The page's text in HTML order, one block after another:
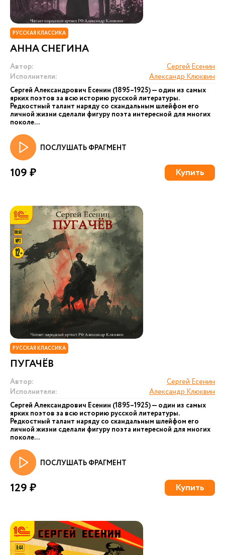
РУССКАЯ КЛАССИКА
АННА СНЕГИНА
Автор:
Сергей Есенин
Исполнители:
Александр Клюквин
Сергей Александрович Есенин (1895–1925) — один из самых
ярких поэтов за всю историю русской литературы.
Редкостный талант наряду со скандальным шлейфом его
личной жизни сделали фигуру поэта интересной для многих
поколе...
ПОСЛУШАТЬ ФРАГМЕНТ
109 ₽ Купить
РУССКАЯ КЛАССИКА
ПУГАЧЁВ
Автор:
Сергей Есенин
Исполнители:
Александр Клюквин
Сергей Александрович Есенин (1895–1925) — один из самых
ярких поэтов за всю историю русской литературы.
Редкостный талант наряду со скандальным шлейфом его
личной жизни сделали фигуру поэта интересной для многих
поколе...
ПОСЛУШАТЬ ФРАГМЕНТ
129 ₽ Купить